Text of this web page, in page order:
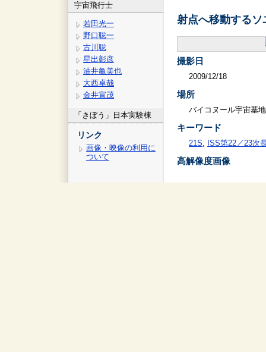
宇宙飛行士
若田光一
野口聡一
古川聡
星出彰彦
油井亀美也
大西卓哉
金井宣茂
「きぼう」日本実験棟
リンク
画像・映像の利用に
ついて
射点へ移動する
撮影日
2009/12/18
場所
バイコヌール宇宙基地
キーワード
21S, ISS第22／23次
高解像度画像